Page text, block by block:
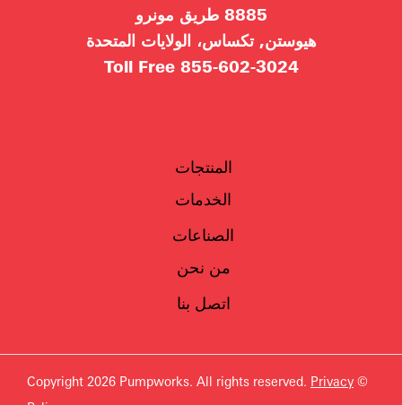
8885 طريق مونرو
هيوستن, تكساس، الولايات المتحدة
855-602-3024
Toll Free
المنتجات
الخدمات
الصناعات
من نحن
اتصل بنا
© Copyright 2026 Pumpworks. All rights reserved.
Privacy